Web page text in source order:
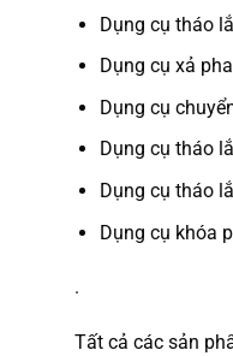
Dụng cụ tháo
Dụng cụ xả
Dụng cụ
Dụng cụ tháo
Dụng cụ tháo
Dụng cụ khóa
.
Tất cả các sản